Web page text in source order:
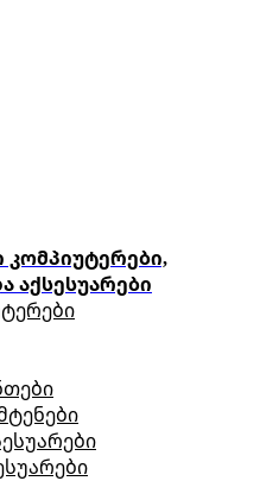
აქსესუარები